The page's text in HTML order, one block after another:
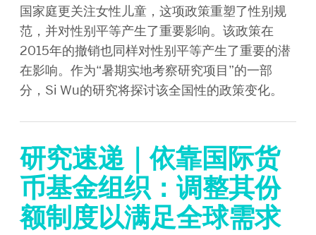
国家庭更关注女性儿童，这项政策重塑了性别规
范，并对性别平等产生了重要影响。该政策在
2015年的撤销也同样对性别平等产生了重要的潜
在影响。作为“暑期实地考察研究项目”的一部
分，Si Wu的研究将探讨该全国性的政策变化。
研究速递｜依靠国际货
币基金组织：调整其份
额制度以满足全球需求